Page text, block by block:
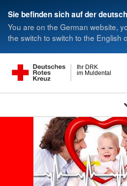
Sie befinden sich auf der
You are on the German website,
the switch to switch to the English
im Muldental
Ihr DRK